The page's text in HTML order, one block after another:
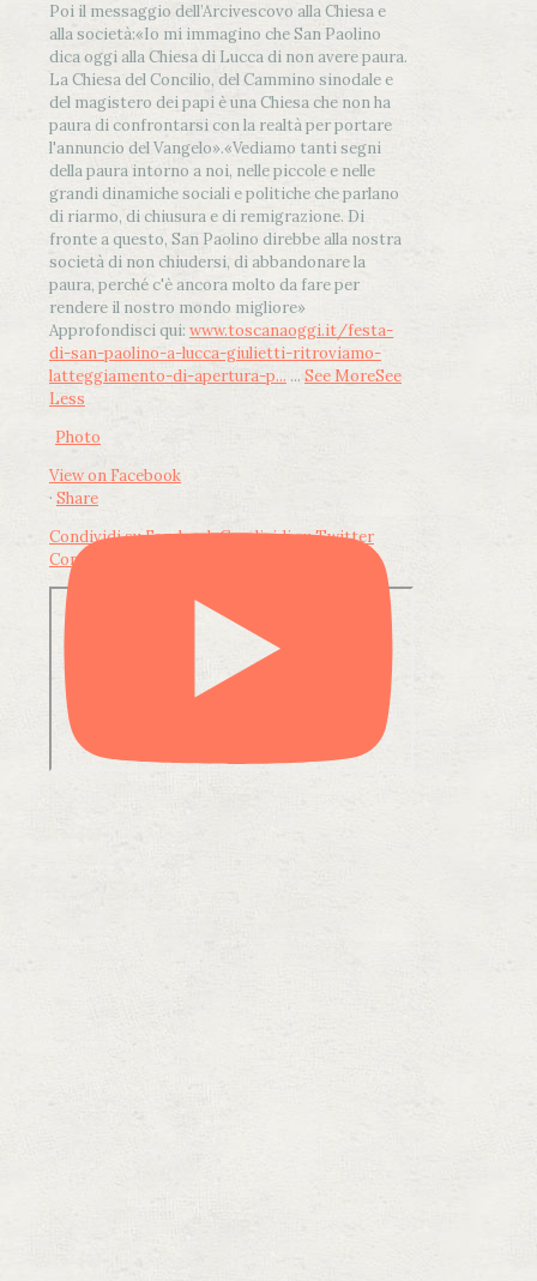
Poi il messaggio dell’Arcivescovo alla Chiesa e
alla società:«Io mi immagino che San Paolino
dica oggi alla Chiesa di Lucca di non avere paura.
La Chiesa del Concilio, del Cammino sinodale e
del magistero dei papi è una Chiesa che non ha
paura di confrontarsi con la realtà per portare
l'annuncio del Vangelo».«Vediamo tanti segni
della paura intorno a noi, nelle piccole e nelle
grandi dinamiche sociali e politiche che parlano
di riarmo, di chiusura e di remigrazione. Di
fronte a questo, San Paolino direbbe alla nostra
società di non chiudersi, di abbandonare la
paura, perché c'è ancora molto da fare per
rendere il nostro mondo migliore»
Approfondisci qui: www.toscanaoggi.it/festa-
di-san-paolino-a-lucca-giulietti-ritroviamo-
latteggiamento-di-apertura-p... ... See MoreSee
Less
Photo
View on Facebook
· Share
Condividi su FacebookCondividi su Twitter
Condividi su LinkedIn